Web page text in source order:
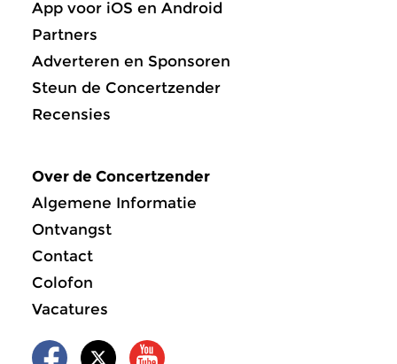
App voor iOS en Android
Partners
Adverteren en Sponsoren
Steun de Concertzender
Recensies
Over de Concertzender
Algemene Informatie
Ontvangst
Contact
Colofon
Vacatures